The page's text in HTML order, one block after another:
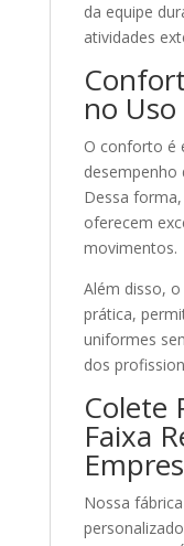
da equipe
atividades
no
O conforto é
desempenho
Dessa
oferecem
movimentos.
Além disso,
prática,
uniformes
dos
Colete
Faixa
Nossa